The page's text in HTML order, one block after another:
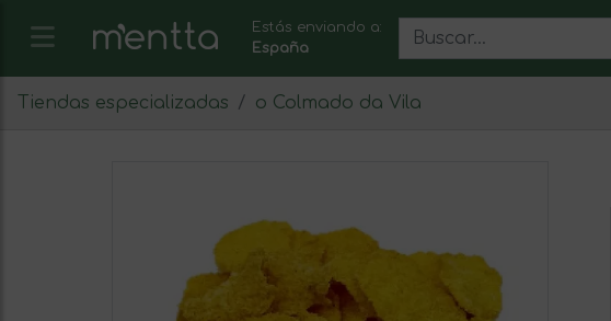
Estás enviando a:
España
Tiendas especializadas o Colmado da Vila